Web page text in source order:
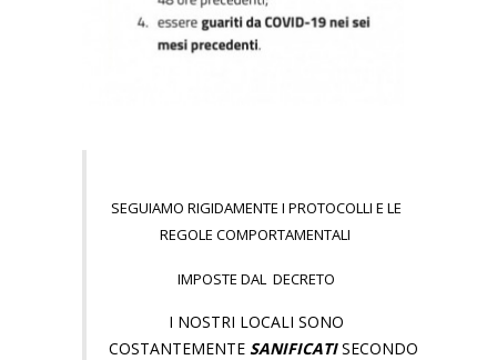
SEGUIAMO RIGIDAMENTE I PROTOCOLLI E LE
REGOLE COMPORTAMENTALI
IMPOSTE DAL DECRETO
I NOSTRI LOCALI SONO
COSTANTEMENTE SANIFICATISECONDO